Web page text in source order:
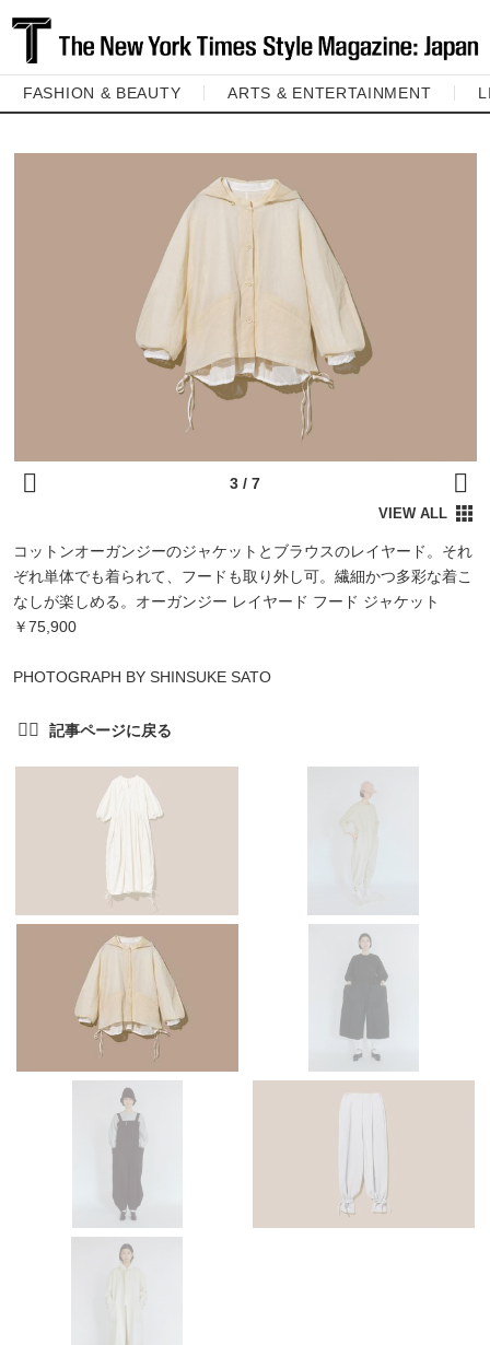
FASHION & BEAUTY ARTS & ENTERTAINMENT
コットンオーガンジーのジャケットとブラウスのレイヤード。それ
ぞれ単体でも着られて、フードも取り外し可。繊細かつ多彩な着こ
なしが楽しめる。オーガンジー レイヤード フード ジャケット
￥75,900
PHOTOGRAPH BY SHINSUKE SATO